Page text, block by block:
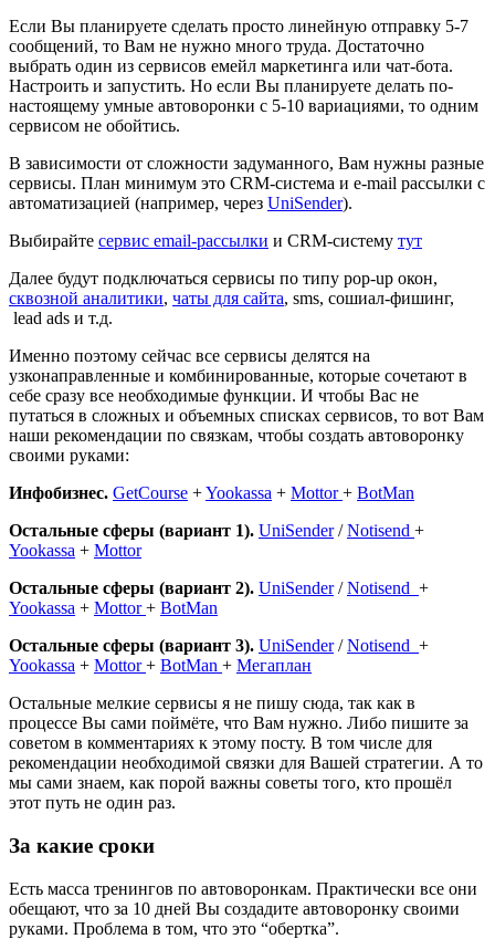
Если Вы планируете сделать просто линейную отправку 5-7
сообщений, то Вам не нужно много труда. Достаточно
выбрать один из сервисов емейл маркетинга или чат-бота.
Настроить и запустить. Но если Вы планируете делать по-
настоящему умные автоворонки с 5-10 вариациями, то одним
сервисом не обойтись.
В зависимости от сложности задуманного, Вам нужны разные
сервисы. План минимум это CRM-система и e-mail рассылки с
автоматизацией (например, через UniSender).
Выбирайте сервис email-рассылки и CRM-систему тут
Далее будут подключаться сервисы по типу pop-up окон,
сквозной аналитики, чаты для сайта, sms, сошиал-фишинг,
lead ads и т.д.
Именно поэтому сейчас все сервисы делятся на
узконаправленные и комбинированные, которые сочетают в
себе сразу все необходимые функции. И чтобы Вас не
путаться в сложных и объемных списках сервисов, то вот Вам
наши рекомендации по связкам, чтобы создать автоворонку
своими руками:
Инфобизнес. GetCourse +Yookassa + Mottor+ BotMan
Остальные сферы (вариант 1). UniSender/ Notisend +
Yookassa + Mottor
Остальные сферы (вариант 2). UniSender/Notisend +
Yookassa + Mottor+ BotMan
Остальные сферы (вариант 3). UniSender /Notisend +
Yookassa + Mottor+ BotMan + Мегаплан
Остальные мелкие сервисы я не пишу сюда, так как в
процессе Вы сами поймёте, что Вам нужно. Либо пишите за
советом в комментариях к этому посту. В том числе для
рекомендации необходимой связки для Вашей стратегии. А то
мы сами знаем, как порой важны советы того, кто прошёл
этот путь не один раз.
За какие сроки
Есть масса тренингов по автоворонкам. Практически все они
обещают, что за 10 дней Вы создадите автоворонку своими
руками. Проблема в том, что это “обертка”.